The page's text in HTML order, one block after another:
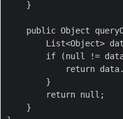
    }
public Object
List<Object>
if (null !=
return
        }
        return null;
    }